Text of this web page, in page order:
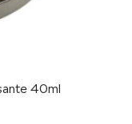
40ml